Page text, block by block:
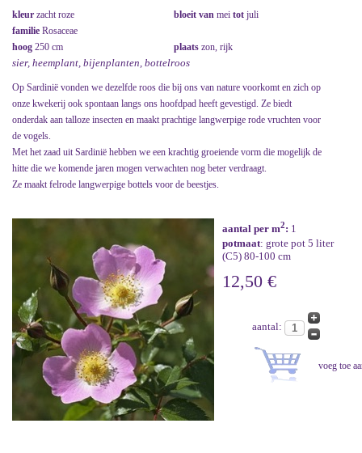
kleur zacht roze bloeit van mei tot juli
familie Rosaceae
hoog 250 cm plaats zon, rijk
sier, heemplant, bijenplanten, bottelroos
Op Sardinië vonden we dezelfde roos die bij ons van nature voorkomt en zich op
onze kwekerij ook spontaan langs ons hoofdpad heeft gevestigd. Ze biedt
onderdak aan talloze insecten en maakt prachtige langwerpige rode vruchten voor
de vogels.
Met het zaad uit Sardinië hebben we een krachtig groeiende vorm die mogelijk de
hitte die we komende jaren mogen verwachten nog beter verdraagt.
Ze maakt felrode langwerpige bottels voor de beestjes.
aantal per m2: 1
potmaat: grote pot 5 liter
(C5) 80-100 cm
12,50 €
aantal: